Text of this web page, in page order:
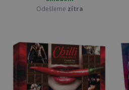
Odešleme zítra